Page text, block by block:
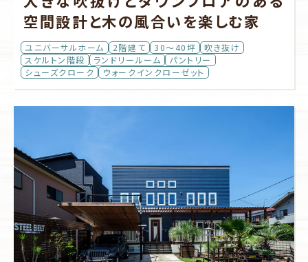
空間設計と木の風合いを楽しむ家
ユニバーサルホーム 2階建て 30～40坪
吹き抜け
スケルトン階段
ランドリールーム
パントリー
シューズクローク
ウォークインクローゼット